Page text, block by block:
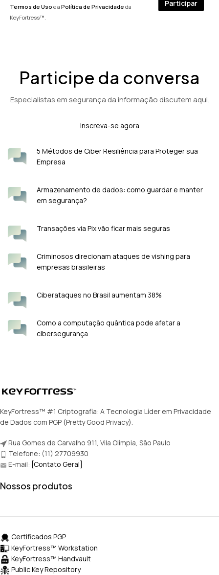
Termos de Uso e a Política de Privacidade da
KeyFortress™.
Participe da conversa
Especialistas em segurança da informação discutem aqui.
Inscreva-se agora
5 Métodos de Ciber Resiliência para Proteger sua
Empresa
Armazenamento de dados: como guardar e manter
em segurança?
Transações via Pix vão ficar mais seguras
Criminosos direcionam ataques de vishing para
empresas brasileiras
Ciberataques no Brasil aumentam 38%
Como a computação quântica pode afetar a
cibersegurança
KeyFortress™ #1 Criptografia: A Tecnologia Líder em Privacidade
de Dados com PGP (Pretty Good Privacy).
Rua Gomes de Carvalho 911, Vila Olímpia, São Paulo
Telefone: (11) 27709930
E-mail: [Contato Geral]
Nossos produtos
Certificados PGP
KeyFortress™ Workstation
KeyFortress™ Handvault
Public Key Repository